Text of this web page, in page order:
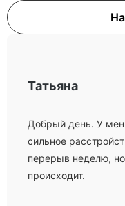
Татьяна
Добрый день. У
сильное
перерыв неделю,
происходит.